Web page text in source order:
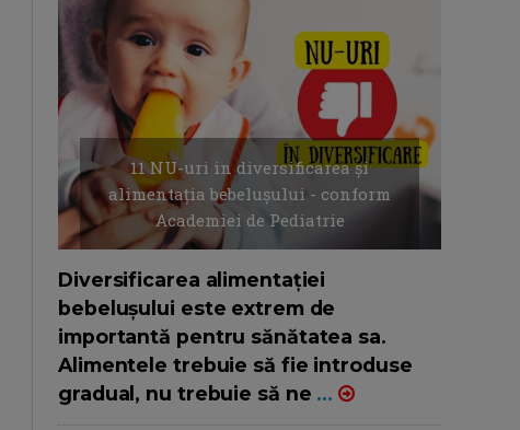
11 NU-uri in diversificarea și
alimentația bebelușului - conform
Academiei de Pediatrie
Diversificarea alimentației
bebelușului este extrem de
importantă pentru sănătatea sa.
Alimentele trebuie să fie introduse
gradual, nu trebuie să ne ...